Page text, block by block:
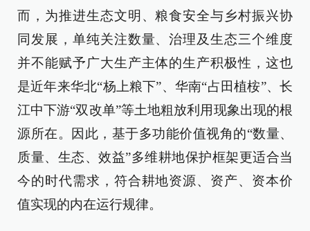
而，为推进生态文明、粮食安全与乡村振兴协
同发展，单纯关注数量、治理及生态三个维度
并不能赋予广大生产主体的生产积极性，这也
是近年来华北“杨上粮下”、华南“占田植桉”、长
江中下游“双改单”等土地粗放利用现象出现的根
源所在。因此，基于多功能价值视角的“数量、
质量、生态、效益”多维耕地保护框架更适合当
今的时代需求，符合耕地资源、资产、资本价
值实现的内在运行规律。